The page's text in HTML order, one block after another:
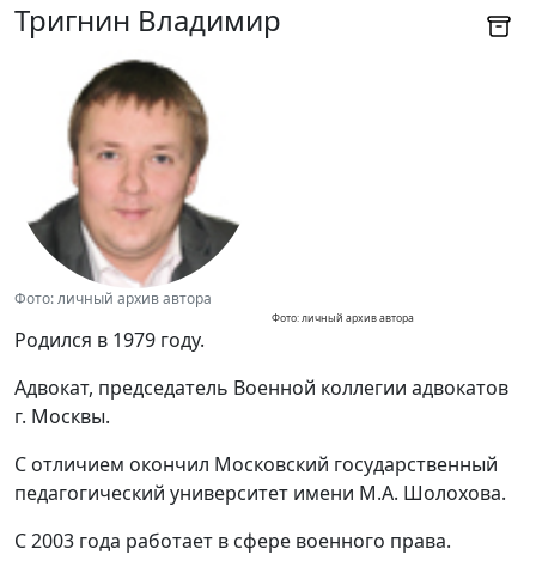
Тригнин Владимир
Фото: личный архив автора
Фото: личный архив автора
Родился в 1979 году.
Адвокат, председатель Военной коллегии адвокатов
г. Москвы.
С отличием окончил Московский государственный
педагогический университет имени М.А. Шолохова.
С 2003 года работает в сфере военного права.